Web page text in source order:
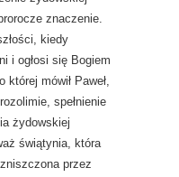
znaczenie.
kiedy
i ogłosi się Bogiem
mówił Paweł,
spełnienie
żydowskiej
świątynia, która
przez